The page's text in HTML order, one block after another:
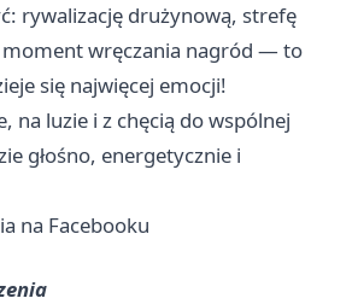
rywalizację drużynową, strefę
wręczania nagród — to
się najwięcej emocji!
na luzie i z chęcią do wspólnej
głośno, energetycznie i
na Facebooku